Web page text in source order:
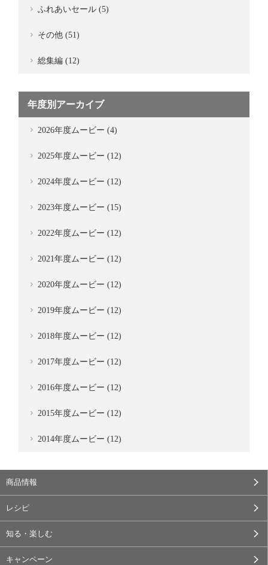
ふれあいセール (5)
その他 (51)
総集編 (12)
年度別アーカイブ
2026年度ムービー (4)
2025年度ムービー (12)
2024年度ムービー (12)
2023年度ムービー (15)
2022年度ムービー (12)
2021年度ムービー (12)
2020年度ムービー (12)
2019年度ムービー (12)
2018年度ムービー (12)
2017年度ムービー (12)
2016年度ムービー (12)
2015年度ムービー (12)
2014年度ムービー (12)
商品情報
レシピ
知る・楽しむ
キャンペーン